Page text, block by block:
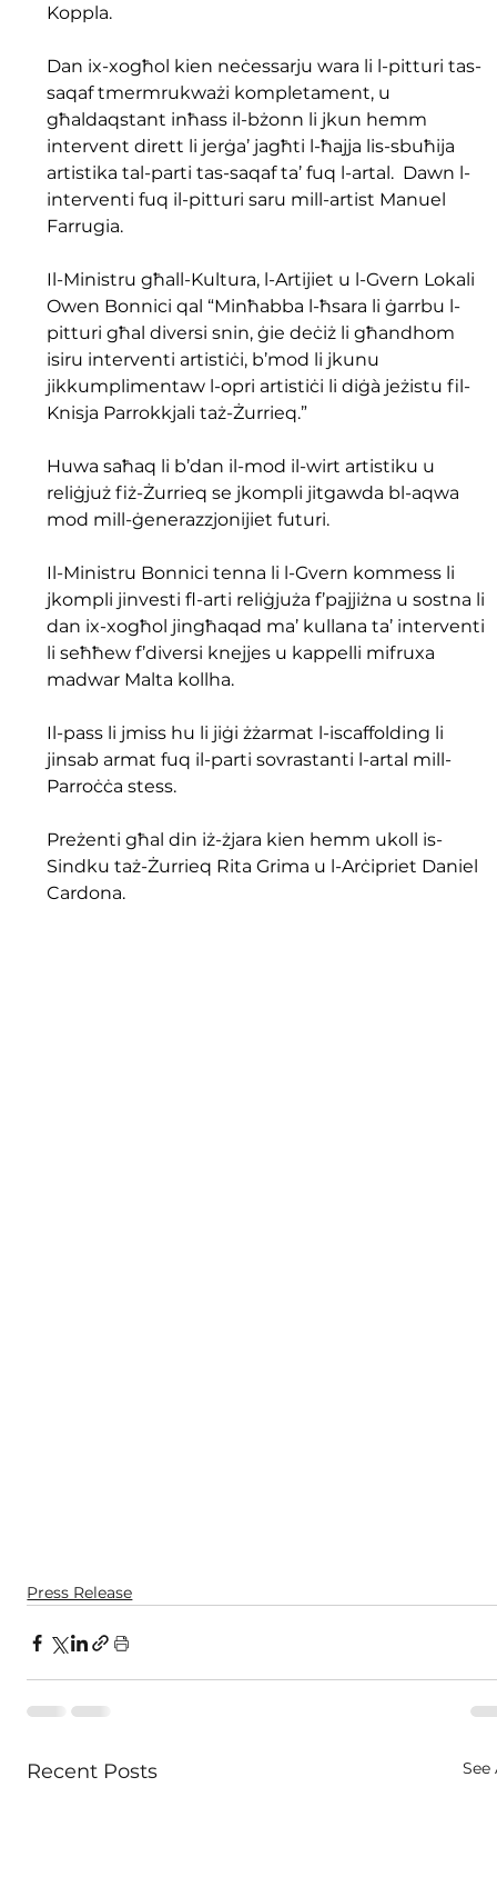
Koppla.
Dan ix-xogħol kien neċessarju wara li l-pitturi tas-
saqaf tmermrukważi kompletament, u
għaldaqstant inħass il-bżonn li jkun hemm
intervent dirett li jerġa’ jagħti l-ħajja lis-sbuħija
artistika tal-parti tas-saqaf ta’ fuq l-artal.  Dawn l-
interventi fuq il-pitturi saru mill-artist Manuel
Farrugia.
Il-Ministru għall-Kultura, l-Artijiet u l-Gvern Lokali
Owen Bonnici qal “Minħabba l-ħsara li ġarrbu l-
pitturi għal diversi snin, ġie deċiż li għandhom
isiru interventi artistiċi, b’mod li jkunu
jikkumplimentaw l-opri artistiċi li diġà jeżistu fil-
Knisja Parrokkjali taż-Żurrieq.”
Huwa saħaq li b’dan il-mod il-wirt artistiku u
reliġjuż fiż-Żurrieq se jkompli jitgawda bl-aqwa
mod mill-ġenerazzjonijiet futuri.
Il-Ministru Bonnici tenna li l-Gvern kommess li
jkompli jinvesti fl-arti reliġjuża f’pajjiżna u sostna li
dan ix-xogħol jingħaqad ma’ kullana ta’ interventi
li seħħew f’diversi knejjes u kappelli mifruxa
madwar Malta kollha.
Il-pass li jmiss hu li jiġi żżarmat l-iscaffolding li
jinsab armat fuq il-parti sovrastanti l-artal mill-
Parroċċa stess.
Preżenti għal din iż-żjara kien hemm ukoll is-
Sindku taż-Żurrieq Rita Grima u l-Arċipriet Daniel
Cardona.
Press Release
Recent Posts See